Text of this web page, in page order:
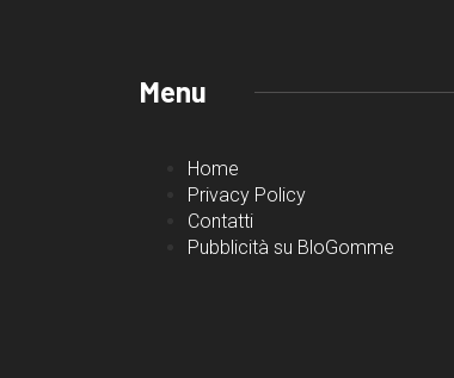
Menu
Home
Privacy Policy
Contatti
Pubblicità su BloGomme